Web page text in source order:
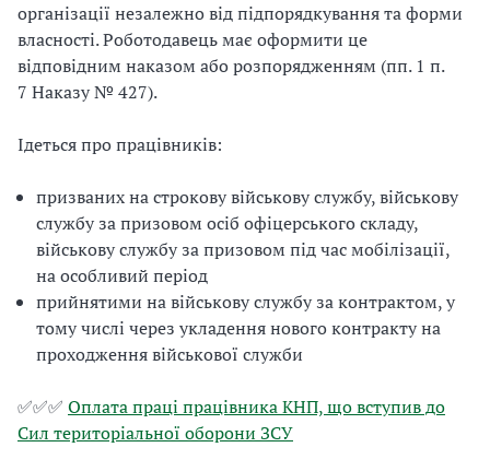
організації незалежно від підпорядкування та форми
власності. Роботодавець має оформити це
відповідним наказом або розпорядженням (пп. 1 п.
7 Наказу № 427).
Ідеться про працівників:
призваних на строкову військову службу, військову
службу за призовом осіб офіцерського складу,
військову службу за призовом під час мобілізації,
на особливий період
прийнятими на військову службу за контрактом, у
тому числі через укладення нового контракту на
проходження військової служби
✅✅✅ Оплата праці працівника КНП, що вступив до
Сил територіальної оборони ЗСУ